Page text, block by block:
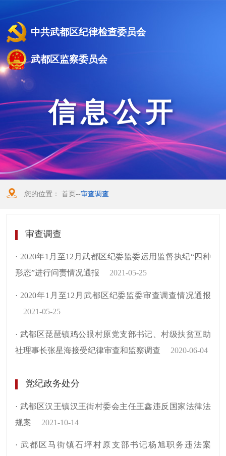
中共武都区纪律检查委员会
武都区监察委员会
信息公开
您的位置：首页--审查调查
审查调查
· 2020年1月至12月武都区纪委监委运用监督执纪“四种
形态”进行问责情况通报
2021-05-25
· 2020年1月至12月武都区纪委监委审查调查情况通报
2021-05-25
· 武都区琵琶镇鸡公眼村原党支部书记、村级扶贫互助
社理事长张星海接受纪律审查和监察调查
2020-06-04
党纪政务处分
· 武都区汉王镇汉王街村委会主任王鑫违反国家法律法
规案
2021-10-14
· 武都区马街镇石坪村原支部书记杨旭职务违法案